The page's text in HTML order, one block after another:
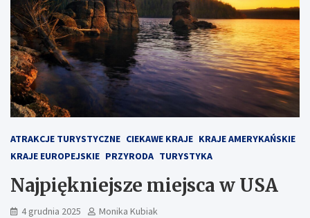
ATRAKCJE TURYSTYCZNE CIEKAWE KRAJE KRAJE AMERYKAŃSKIE
KRAJE EUROPEJSKIE PRZYRODA TURYSTYKA
Najpiękniejsze miejsca w USA
4 grudnia 2025 Monika Kubiak